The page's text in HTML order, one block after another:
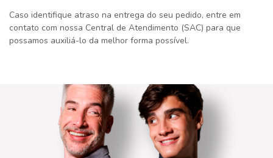
Caso identifique atraso na entrega do seu pedido, entre em
contato com nossa Central de Atendimento (SAC) para que
possamos auxiliá-lo da melhor forma possível.